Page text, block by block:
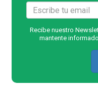
Recibe nuestro
mantente